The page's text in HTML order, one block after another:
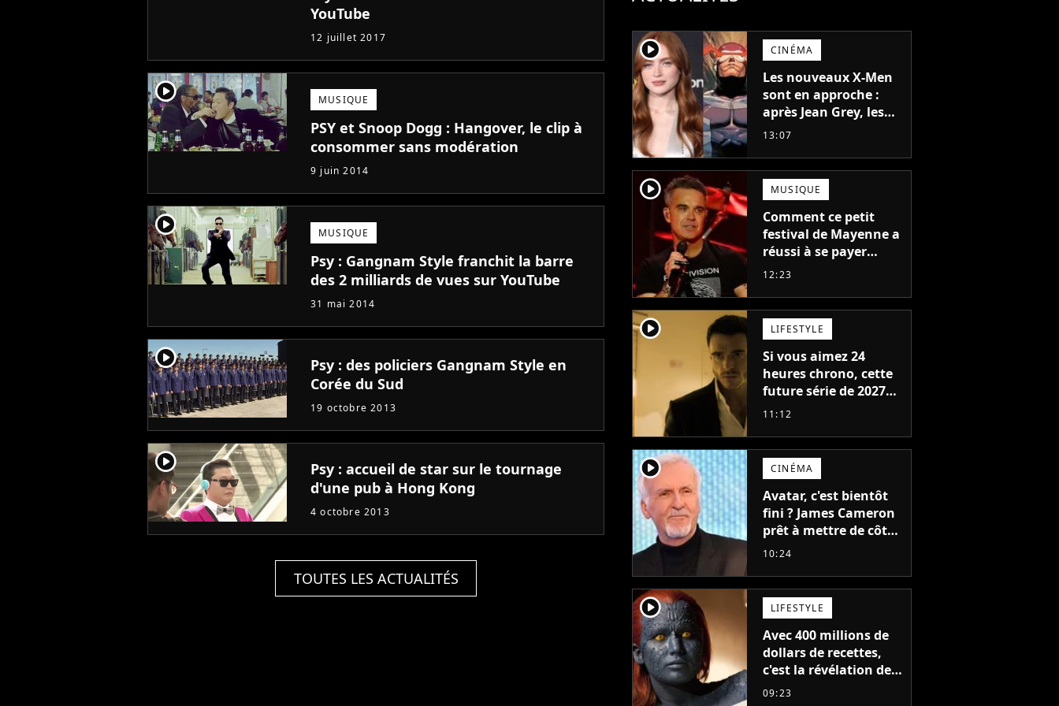
YouTube
12 juillet 2017
player2 MUSIQUE
PSY et Snoop Dogg : Hangover, le clip à
consommer sans modération
9 juin 2014
player2 MUSIQUE
Psy : Gangnam Style franchit la barre
des 2 milliards de vues sur YouTube
31 mai 2014
player2
Psy : des policiers Gangnam Style en
Corée du Sud
19 octobre 2013
player2
Psy : accueil de star sur le tournage
d'une pub à Hong Kong
4 octobre 2013
TOUTES LES ACTUALITÉS
player2 CINÉMA
Les nouveaux X-Men
sont en approche :
après Jean Grey, les
acteurs qui vont jouer
Cyclope trouvés !
13:07
player2 MUSIQUE
Comment ce petit
festival de Mayenne a
réussi à se payer
Robbie Williams, Jul et
12:23
player2 LIFESTYLE
Si vous aimez 24
heures chrono, cette
future série de 2027
va devenir votre
11:12
player2 CINÉMA
Avatar, c'est bientôt
fini ? James Cameron
prêt à mettre de côté
sa saga de science-
de recettes
10:24
player2 LIFESTYLE
Avec 400 millions de
dollars de recettes,
c'est la révélation de
2026 au cinéma : cette
09:23